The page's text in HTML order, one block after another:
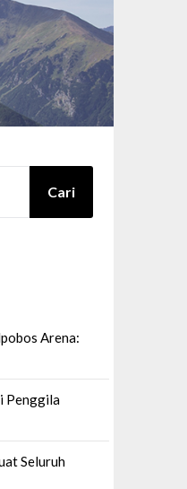
Cari
Arena:
Penggila
Seluruh